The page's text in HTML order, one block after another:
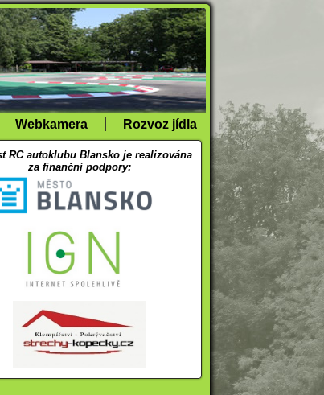
Webkamera Rozvoz jídla
RC autoklubu Blansko je realizována
za finanční podpory: